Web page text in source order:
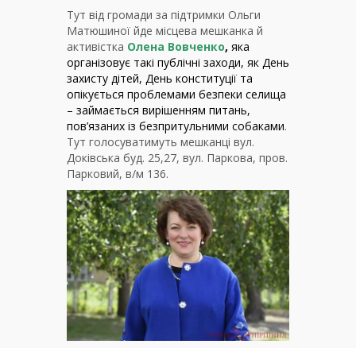
Тут від громади за підтримки Ольги
Матюшиної йде місцева мешканка й
активістка Олена Вовченко, яка
організовує такі публічні заходи, як День
захисту дітей, День конституції та
опікується проблемами безпеки селища
– займається вирішенням питань,
пов’язаних із безпритульними собаками.
Тут голосуватимуть мешканці вул.
Доківська буд. 25,27, вул. Паркова, пров.
Парковий, в/м 136.